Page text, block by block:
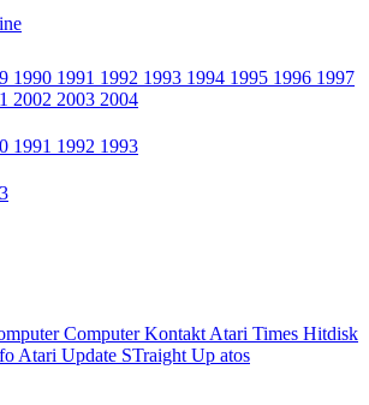
1990 1991 1992 1993 1994 1995 1996 1997
2002 2003 2004
1991 1992 1993
Computer Kontakt Atari Times Hitdisk
Atari Update STraight Up atos